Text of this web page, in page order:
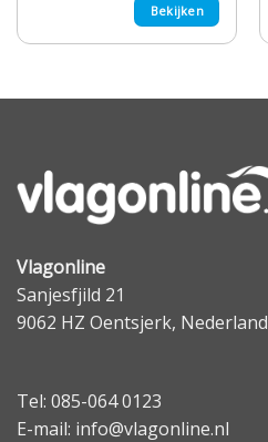
Bekijken
Vlagonline
Sanjesfjild 21
9062 HZ Oentsjerk, Nederland
Tel: 085-064 0123
E-mail: info@vlagonline.nl